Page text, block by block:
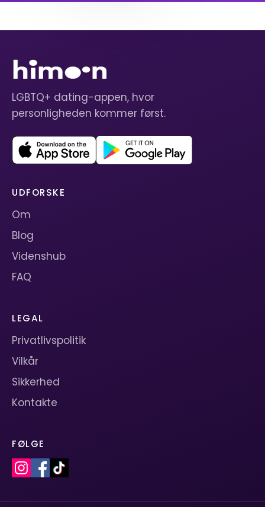
LGBTQ+ dating-appen, hvor
personligheden kommer først.
UDFORSKE
Om
Blog
Videnshub
FAQ
LEGAL
Privatlivspolitik
Vilkår
Sikkerhed
Kontakte
FØLGE